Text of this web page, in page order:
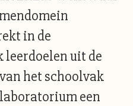
in de
uit de
het schoolvak
een